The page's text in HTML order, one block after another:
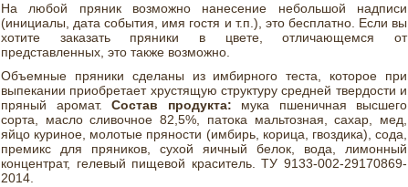
На любой пряник возможно нанесение небольшой надписи
(инициалы, дата события, имя гостя и т.п.), это бесплатно. Если вы
хотите заказать пряники в цвете, отличающемся от
представленных, это также возможно.
Объемные пряники сделаны из имбирного теста, которое при
выпекании приобретает хрустящую структуру средней твердости и
пряный аромат. Состав продукта: мука пшеничная высшего
сорта, масло сливочное 82,5%, патока мальтозная, сахар, мед,
яйцо куриное, молотые пряности (имбирь, корица, гвоздика), сода,
премикс для пряников, сухой яичный белок, вода, лимонный
концентрат, гелевый пищевой краситель. ТУ 9133-002-29170869-
2014.